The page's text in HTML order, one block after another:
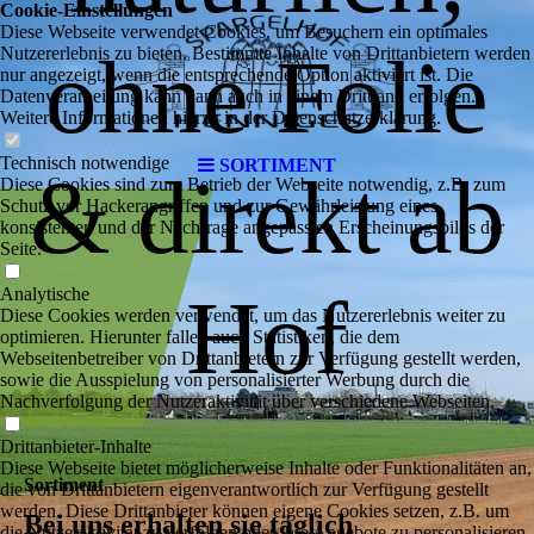
SORTIMENT
ohne Folie
& direkt ab
Hof
Sortiment
Bei uns erhalten sie täglich
Cookie-Einstellungen
Diese Webseite verwendet Cookies, um Besuchern ein optimales
Nutzererlebnis zu bieten. Bestimmte Inhalte von Drittanbietern werden
nur angezeigt, wenn die entsprechende Option aktiviert ist. Die
Datenverarbeitung kann dann auch in einem Drittland erfolgen.
Weitere Informationen hierzu in der Datenschutzerklärung.
Technisch notwendige
Diese Cookies sind zum Betrieb der Webseite notwendig, z.B. zum
Schutz vor Hackerangriffen und zur Gewährleistung eines
konsistenten und der Nachfrage angepassten Erscheinungsbilds der
Seite.
Analytische
Diese Cookies werden verwendet, um das Nutzererlebnis weiter zu
optimieren. Hierunter fallen auch Statistiken, die dem
Webseitenbetreiber von Drittanbietern zur Verfügung gestellt werden,
sowie die Ausspielung von personalisierter Werbung durch die
Nachverfolgung der Nutzeraktivität über verschiedene Webseiten.
Drittanbieter-Inhalte
Diese Webseite bietet möglicherweise Inhalte oder Funktionalitäten an,
die von Drittanbietern eigenverantwortlich zur Verfügung gestellt
werden. Diese Drittanbieter können eigene Cookies setzen, z.B. um